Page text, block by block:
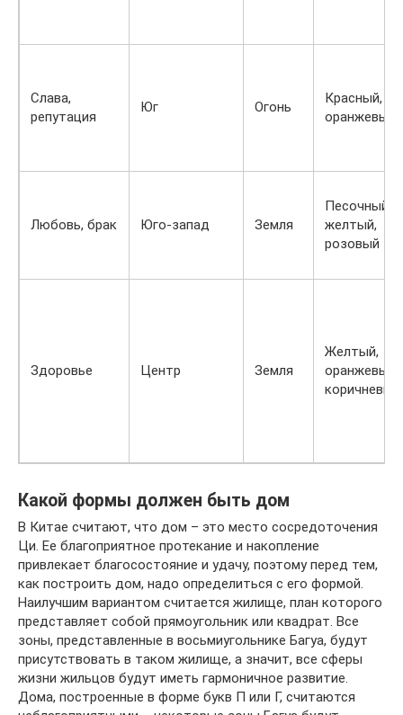
Слава,
репутация
Юг Огонь
Красный,
оранжевый
Любовь, брак Юго-запад Земля
Песочный,
желтый,
розовый
Здоровье Центр Земля
Желтый,
оранжевый,
коричневый
Какой формы должен быть дом
В Китае считают, что дом – это место сосредоточения
Ци. Ее благоприятное протекание и накопление
привлекает благосостояние и удачу, поэтому перед тем,
как построить дом, надо определиться с его формой.
Наилучшим вариантом считается жилище, план которого
представляет собой прямоугольник или квадрат. Все
зоны, представленные в восьмиугольнике Багуа, будут
присутствовать в таком жилище, а значит, все сферы
жизни жильцов будут иметь гармоничное развитие.
Дома, построенные в форме букв П или Г, считаются